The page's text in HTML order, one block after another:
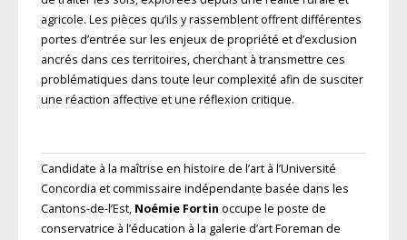
agricole. Les pièces qu’ils y rassemblent offrent différentes
portes d’entrée sur les enjeux de propriété et d’exclusion
ancrés dans ces territoires, cherchant à transmettre ces
problématiques dans toute leurcomplexité afin de susciter
une réaction affective et une réflexion critique.
Candidate à la maîtrise en histoire de l’art à l’Université
Concordia et commissaire indépendante basée dans les
Cantons-de-l’Est, Noémie Fortin occupe le poste de
conservatrice à l’éducation à la galerie d’art Foreman de